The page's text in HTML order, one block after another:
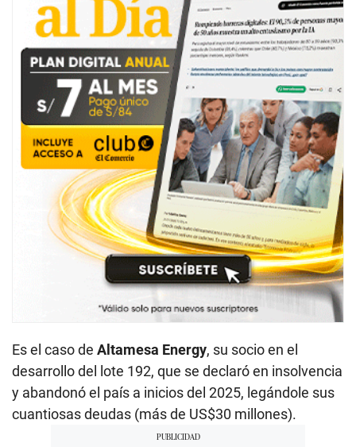
Es el caso de Altamesa Energy, su socio en el
desarrollo del lote 192, que se declaró en insolvencia
y abandonó el país a inicios del 2025, legándole sus
cuantiosas deudas (más de US$30 millones).